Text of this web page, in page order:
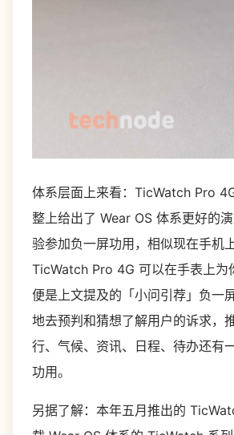
体系层面上来看：TicWatch Pro
整上给出了 Wear OS 体系更好的
验参加负一屏功用，相似现在手机
TicWatch Pro 4G 可以在手表上为
便是上文提及的「小问引荐」负一
地去预判和猜想了解用户的诉求，
行、气候、资讯、日程、待办还有
功用。
另据了解：本年五月推出的